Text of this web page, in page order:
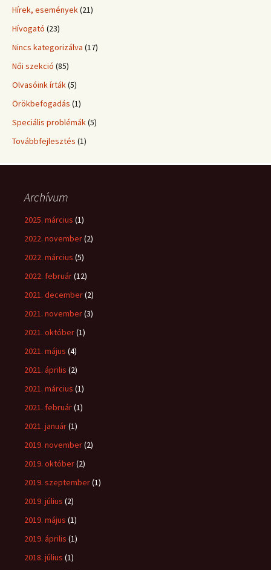
Hírek, események(21)
Hívogató (23)
Nincs kategorizálva (17)
Női szekció (85)
Olvasóink írták(5)
Örökbefogadás (1)
Speciális problémák(5)
Továbbfejlesztés (1)
Archívum
2025. március (1)
2022. november(2)
2022. március (5)
2022. február(12)
2021. december(2)
2021. november(3)
2021. október(1)
2021. május (4)
2021. április (2)
2021. március (1)
2021. február(1)
2021. január(1)
2019. november(2)
2019. október(2)
2019. szeptember(1)
2019. július (2)
2019. május (1)
2019. április (1)
2018. július (1)